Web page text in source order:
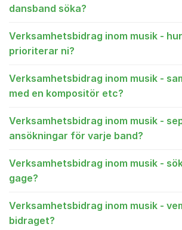
dansband söka?
Verksamhetsbidrag inom musik - hur
prioriterar ni?
Verksamhetsbidrag inom musik -
med en kompositör etc?
Verksamhetsbidrag inom musik -
ansökningar för varje band?
Verksamhetsbidrag inom musik -
gage?
Verksamhetsbidrag inom musik -
bidraget?